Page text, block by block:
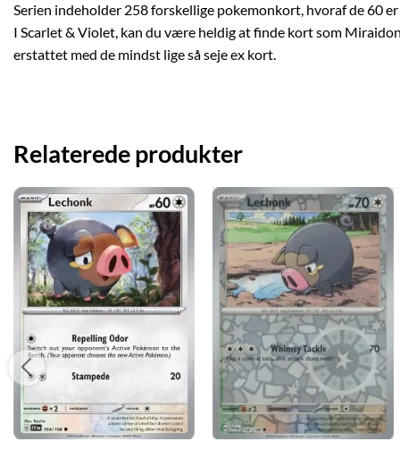
Serien indeholder 258 forskellige pokemonkort, hvoraf de 60
I Scarlet & Violet, kan du være heldig at finde kort som
erstattet med de mindst lige så seje ex kort.
Relaterede produkter